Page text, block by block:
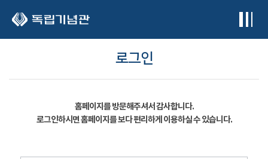
로그인
홈페이지를 방문해주셔서 감사합니다.
로그인하시면 홈페이지를 보다 편리하게 이용하실 수 있습니다.